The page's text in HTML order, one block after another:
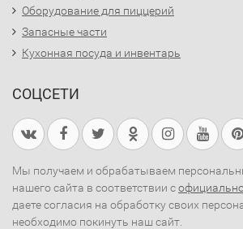
Оборудование для пиццерий
Запасные части
Кухонная посуда и инвентарь
СОЦСЕТИ
Мы получаем и обрабатываем
нашего сайта в соответствии с
даете согласия на обработку своих
необходимо покинуть наш сайт.